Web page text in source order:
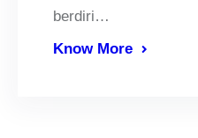
berdiri…
Know More